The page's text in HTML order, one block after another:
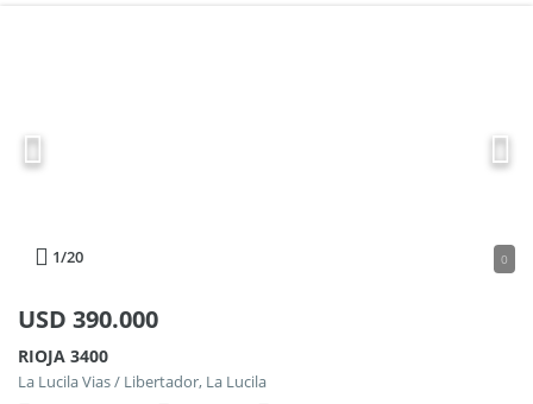
1/20 0
USD 390.000
RIOJA 3400
La Lucila Vias / Libertador, La Lucila